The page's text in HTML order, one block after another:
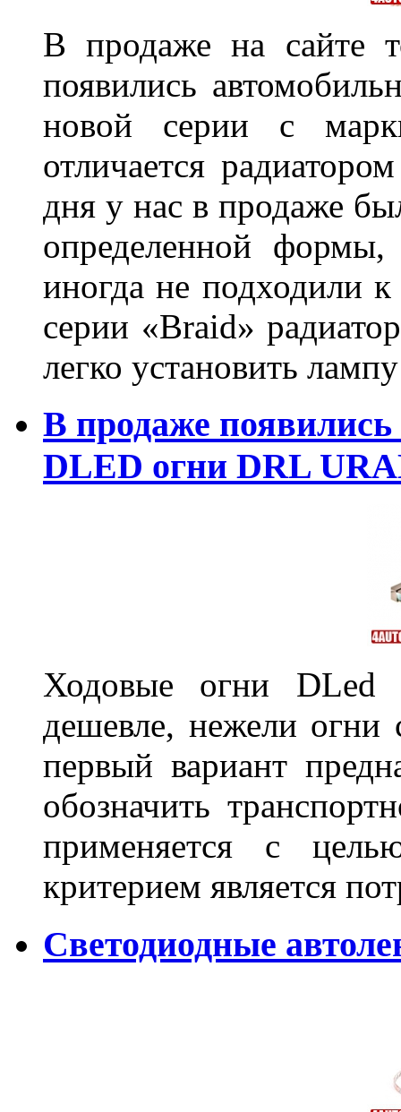
В продаже на сайте
появились
новой серии с
отличается
дня у нас в продаже
определенной
иногда не подходили
серии «Braid»
легко установить
В продаже
DLED огни DRL
Ходовые огни DLed
дешевле, нежели огни
первый вариант
обозначить
применяется с
критерием является
Светодиодные